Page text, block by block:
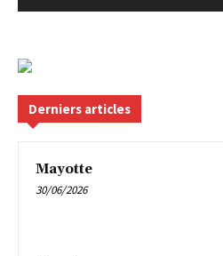
Derniers articles
Mayotte
30/06/2026